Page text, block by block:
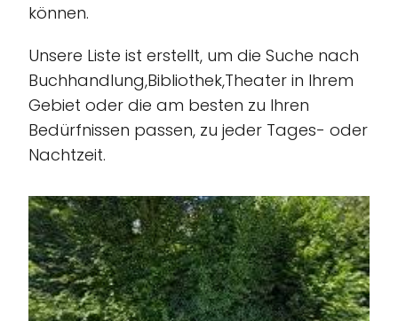
können.
Unsere Liste ist erstellt, um die Suche nach
Buchhandlung,Bibliothek,Theater in Ihrem
Gebiet oder die am besten zu Ihren
Bedürfnissen passen, zu jeder Tages- oder
Nachtzeit.